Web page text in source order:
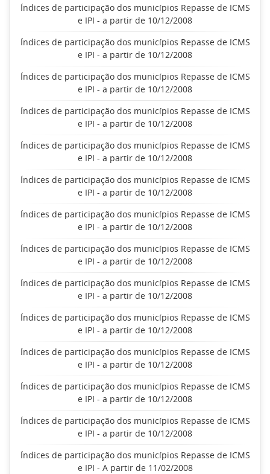
Índices de participação dos municípios Repasse de ICMS
e IPI - a partir de 10/12/2008
Índices de participação dos municípios Repasse de ICMS
e IPI - a partir de 10/12/2008
Índices de participação dos municípios Repasse de ICMS
e IPI - a partir de 10/12/2008
Índices de participação dos municípios Repasse de ICMS
e IPI - a partir de 10/12/2008
Índices de participação dos municípios Repasse de ICMS
e IPI - a partir de 10/12/2008
Índices de participação dos municípios Repasse de ICMS
e IPI - a partir de 10/12/2008
Índices de participação dos municípios Repasse de ICMS
e IPI - a partir de 10/12/2008
Índices de participação dos municípios Repasse de ICMS
e IPI - a partir de 10/12/2008
Índices de participação dos municípios Repasse de ICMS
e IPI - a partir de 10/12/2008
Índices de participação dos municípios Repasse de ICMS
e IPI - a partir de 10/12/2008
Índices de participação dos municípios Repasse de ICMS
e IPI - a partir de 10/12/2008
Índices de participação dos municípios Repasse de ICMS
e IPI - a partir de 10/12/2008
Índices de participação dos municípios Repasse de ICMS
e IPI - a partir de 10/12/2008
Índices de participação dos municípios Repasse de ICMS
e IPI - A partir de 11/02/2008